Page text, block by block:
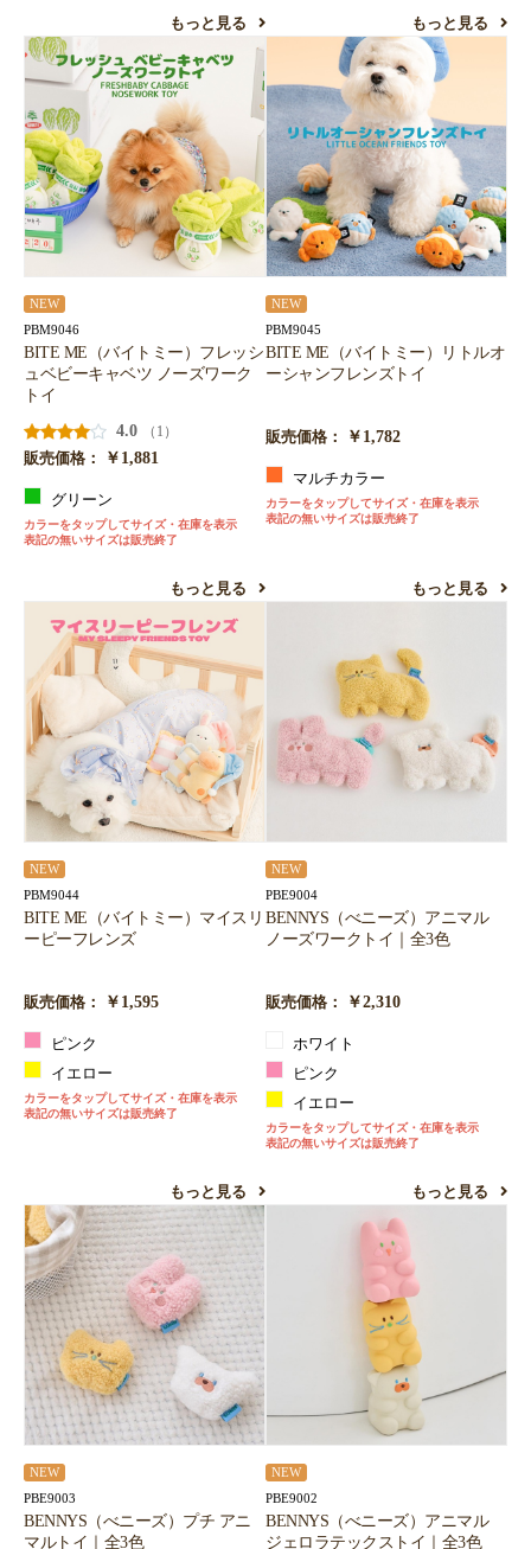
もっと見る もっと見る
NEW
PBM9046
BITE ME（バイトミー）フレッシ
ュベビーキャベツ ノーズワーク
トイ
4.0
（1）
販売価格：
￥1,881
グリーン
カラーをタップしてサイズ・在庫を表示
表記の無いサイズは販売終了
もっと見る
NEW
PBM9045
BITE ME（バイトミー）リトルオ
ーシャンフレンズトイ
販売価格： ￥1,782
マルチカラー
カラーをタップしてサイズ・在庫を表示
表記の無いサイズは販売終了
もっと見る
NEW
PBM9044
BITE ME（バイトミー）マイスリ
ーピーフレンズ
販売価格： ￥1,595
ピンク
イエロー
カラーをタップしてサイズ・在庫を表示
表記の無いサイズは販売終了
もっと見る
NEW
PBE9004
BENNYS（べニーズ）アニマル
ノーズワークトイ｜全3色
販売価格： ￥2,310
ホワイト
ピンク
イエロー
カラーをタップしてサイズ・在庫を表示
表記の無いサイズは販売終了
もっと見る
NEW
PBE9003
BENNYS（べニーズ）プチ アニ
マルトイ｜全3色
NEW
PBE9002
BENNYS（べニーズ）アニマル
ジェロラテックストイ｜全3色